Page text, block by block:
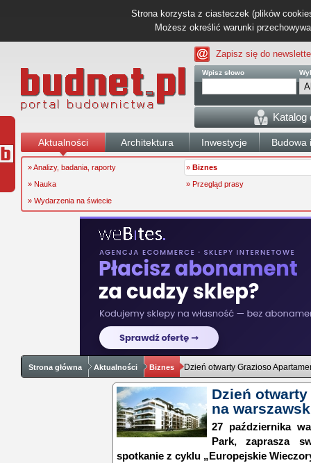
Strona korzysta z ciasteczek (plików
Możesz określić warunki
Zapisz się do
Wpisz słowo
Katalog
Aktualności Architektura Inwestycje Budowa
» Analizy, badania, raporty » Biznes
» Nauka
» Przegląd prasy
» Wydarzenia na świecie
Strona główna Aktualności Biznes Dzień otwarty Grazioso
Dzień
na
27 października
Park, zaprasza
spotkanie z cyklu „Europejskie